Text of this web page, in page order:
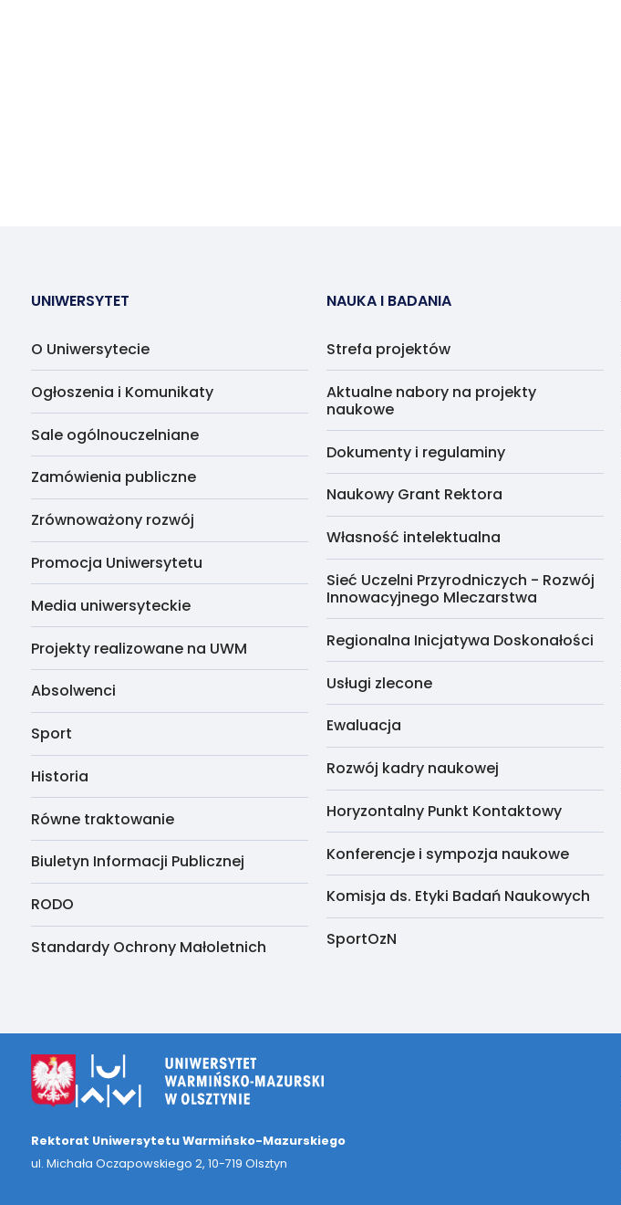
UNIWERSYTET
O Uniwersytecie
Ogłoszenia i Komunikaty
Sale ogólnouczelniane
Zamówienia publiczne
Zrównoważony rozwój
Promocja Uniwersytetu
Media uniwersyteckie
Projekty realizowane na UWM
Absolwenci
Sport
Historia
Równe traktowanie
Biuletyn Informacji Publicznej
RODO
Standardy Ochrony Małoletnich
NAUKA I BADANIA
Strefa projektów
Aktualne nabory na projekty
naukowe
Dokumenty i regulaminy
Naukowy Grant Rektora
Własność intelektualna
Sieć Uczelni Przyrodniczych - Rozwój
Innowacyjnego Mleczarstwa
Regionalna Inicjatywa Doskonałości
Usługi zlecone
Ewaluacja
Rozwój kadry naukowej
Horyzontalny Punkt Kontaktowy
Konferencje i sympozja naukowe
Komisja ds. Etyki Badań Naukowych
SportOzN
Rektorat Uniwersytetu Warmińsko-Mazurskiego
ul. Michała Oczapowskiego 2, 10-719 Olsztyn